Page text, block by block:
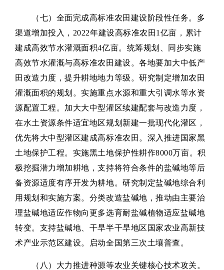
（七）全面完成高标准农田建设阶段性任务。多
渠道增加投入，2022年建设高标准农田1亿亩，累计
建成高效节水灌溉面积4亿亩。统筹规划、同步实施
高效节水灌溉与高标准农田建设。各地要加大中低产
田改造力度，提升耕地地力等级。研究制定增加农田
灌溉面积的规划。实施重点水源和重大引调水等水资
源配置工程。加大大中型灌区续建配套与改造力度，
在水土资源条件适宜地区规划新建一批现代化灌区，
优先将大中型灌区建成高标准农田。深入推进国家黑
土地保护工程。实施黑土地保护性耕作8000万亩。积
极挖掘潜力增加耕地，支持将符合条件的盐碱地等后
备资源适度有序开发为耕地。研究制定盐碱地综合利
用规划和实施方案。分类改造盐碱地，推动由主要治
理盐碱地适应作物向更多选育耐盐碱植物适应盐碱地
转变。支持盐碱地、干旱半干旱地区国家农业高新技
术产业示范区建设。启动全国第三次土壤普查。
（八）大力推进种源等农业关键核心技术攻关。